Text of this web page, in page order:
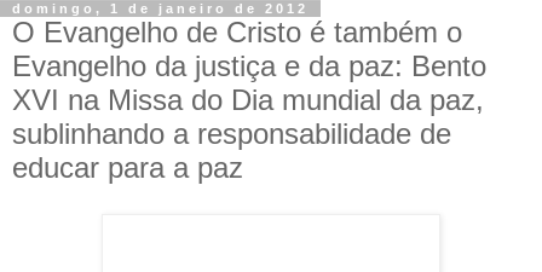
domingo, 1 de janeiro de 2012
O Evangelho de Cristo é também o
Evangelho da justiça e da paz: Bento
XVI na Missa do Dia mundial da paz,
sublinhando a responsabilidade de
educar para a paz